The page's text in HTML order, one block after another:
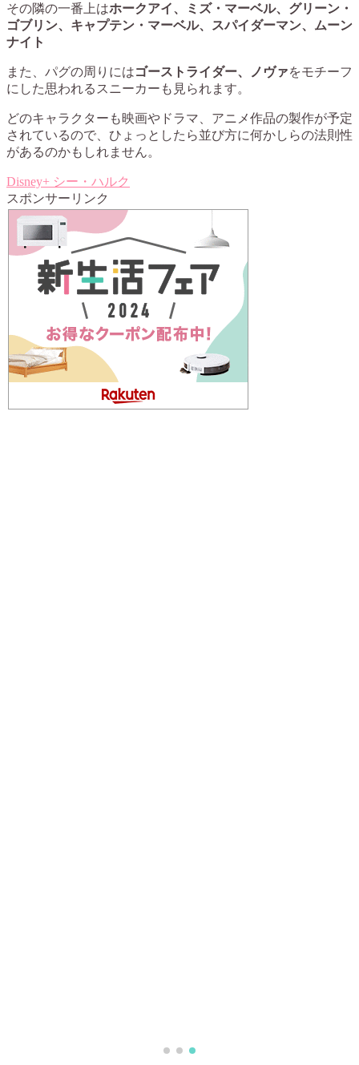
その隣の一番上はホークアイ、ミズ・マーベル、グリーン・
ゴブリン、キャプテン・マーベル、スパイダーマン、ムーン
ナイト
また、パグの周りにはゴーストライダー、ノヴァをモチーフ
にした思われるスニーカーも見られます。
どのキャラクターも映画やドラマ、アニメ作品の製作が予定
されているので、ひょっとしたら並び方に何かしらの法則性
があるのかもしれません。
Disney+ シー・ハルク
スポンサーリンク